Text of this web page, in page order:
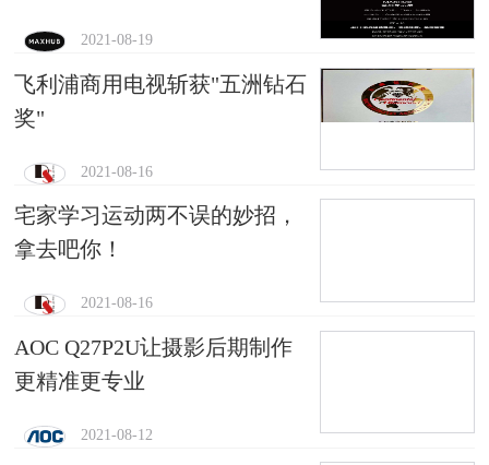
2021-08-19
飞利浦商用电视斩获"五洲钻石
奖"
2021-08-16
宅家学习运动两不误的妙招，
拿去吧你！
2021-08-16
AOC Q27P2U让摄影后期制作
更精准更专业
2021-08-12